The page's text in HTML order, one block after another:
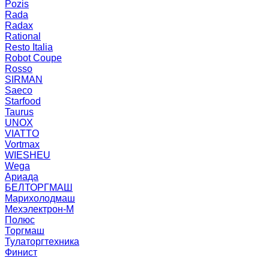
Pozis
Rada
Radax
Rational
Resto Italia
Robot Coupe
Rosso
SIRMAN
Saeco
Starfood
Taurus
UNOX
VIATTO
Vortmax
WIESHEU
Wega
Ариада
БЕЛТОРГМАШ
Марихолодмаш
Мехэлектрон-М
Полюс
Торгмаш
Тулаторгтехника
Финист